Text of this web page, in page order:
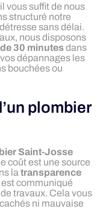
vous suffit de nous
structuré notre
sans délai.
nous disposons
30 minutesdans
dépannages les
bouchées ou
plombier
Saint-Josse
coût est une source
la transparence
communiqué
travaux. Cela vous
ni mauvaise